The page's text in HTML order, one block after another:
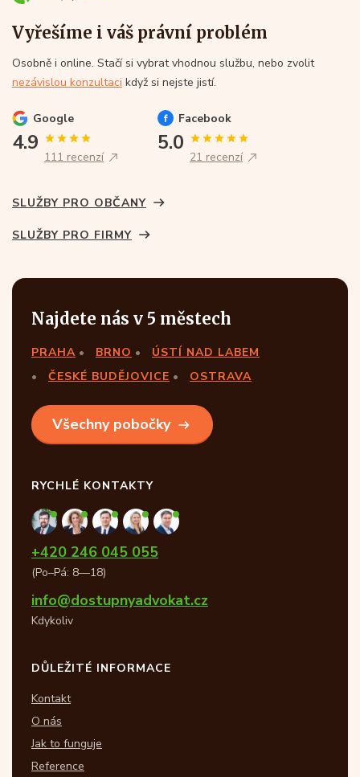
Vyřešíme i váš právní problém
Osobně i online. Stačí si vybrat vhodnou službu, nebo zvolit
nezávislou konzultaci když si nejste jistí.
Google
4.9
111 recenzí
Facebook
5.0
21 recenzí
SLUŽBY PRO OBČANY
SLUŽBY PRO FIRMY
Najdete nás v 5 městech
PRAHA BRNO
ÚSTÍ NAD LABEM
ČESKÉ BUDĚJOVICE
OSTRAVA
Všechny pobočky
RYCHLÉ KONTAKTY
+420 246 045 055
(Po–Pá: 8—18)
info@dostupnyadvokat.cz
Kdykoliv
DŮLEŽITÉ INFORMACE
Kontakt
O nás
Jak to funguje
Reference